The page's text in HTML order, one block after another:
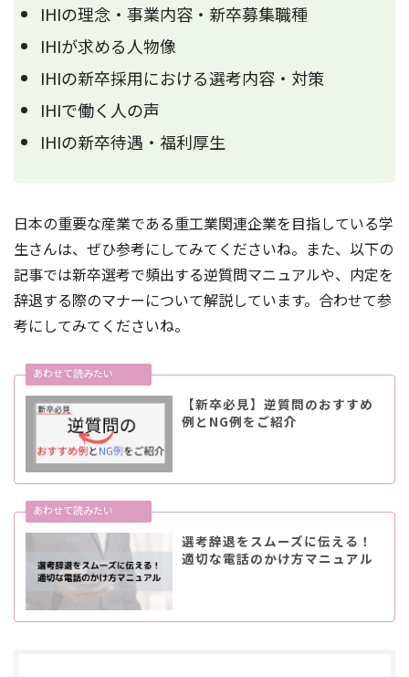
IHIの理念・事業内容・新卒募集職種
IHIが求める人物像
IHIの新卒採用における選考内容・対策
IHIで働く人の声
IHIの新卒待遇・福利厚生
日本の重要な産業である重工業関連企業を目指している学
生さんは、ぜひ参考にしてみてくださいね。また、以下の
記事では新卒選考で頻出する逆質問マニュアルや、内定を
辞退する際のマナーについて解説しています。合わせて参
考にしてみてくださいね。
【新卒必見】逆質問のおすすめ
例とNG例をご紹介
選考辞退をスムーズに伝える！
適切な電話のかけ方マニュアル